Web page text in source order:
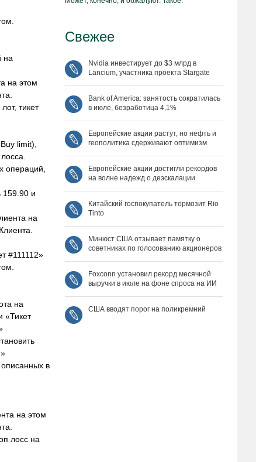
на
на этом
тикет
limit),
операций,
159.90 и
на
#111112»
на
«Тикет
в
на этом
лосс на
Свежее
Nvidia инвестирует до $3 млрд в
Lancium, участника проекта Stargate
Bank of America: занятость сократилась
в июле, безработица 4,1%
Европейские акции растут, но нефть и
геополитика сдерживают оптимизм
Европейские акции достигли рекордов
на волне надежд о деэскалации
Китайский госпокупатель тормозит Rio
Tinto
Минюст США отзывает памятку о
советниках по голосованию акционеров
Foxconn установил рекорд месячной
выручки в июле на фоне спроса на ИИ
США вводят порог на поликремний